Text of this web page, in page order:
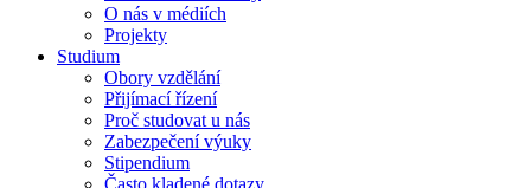
O nás v médiích
Projekty
Studium
Obory vzdělání
Přijímací řízení
Proč studovat u nás
Zabezpečení výuky
Stipendium